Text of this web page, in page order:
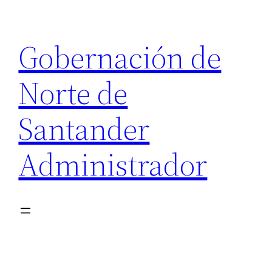
contenido
Gobernación de
Norte de
Santander
Administrador